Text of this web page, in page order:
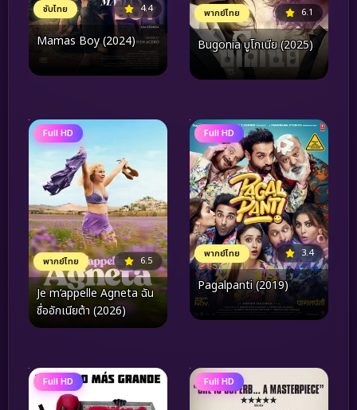
ซับไทย 4.4
Mamas Boy (2024)
พากย์ไทย 6.1
Bugonia บูโกเนีย (2025)
Full HD
พากย์ไทย 6.5
Je m’appelle Agneta ฉัน
ชื่ออักเนียต้า (2026)
Full HD
พากย์ไทย 3.4
Pagalpanti (2019)
Full HD Full HD